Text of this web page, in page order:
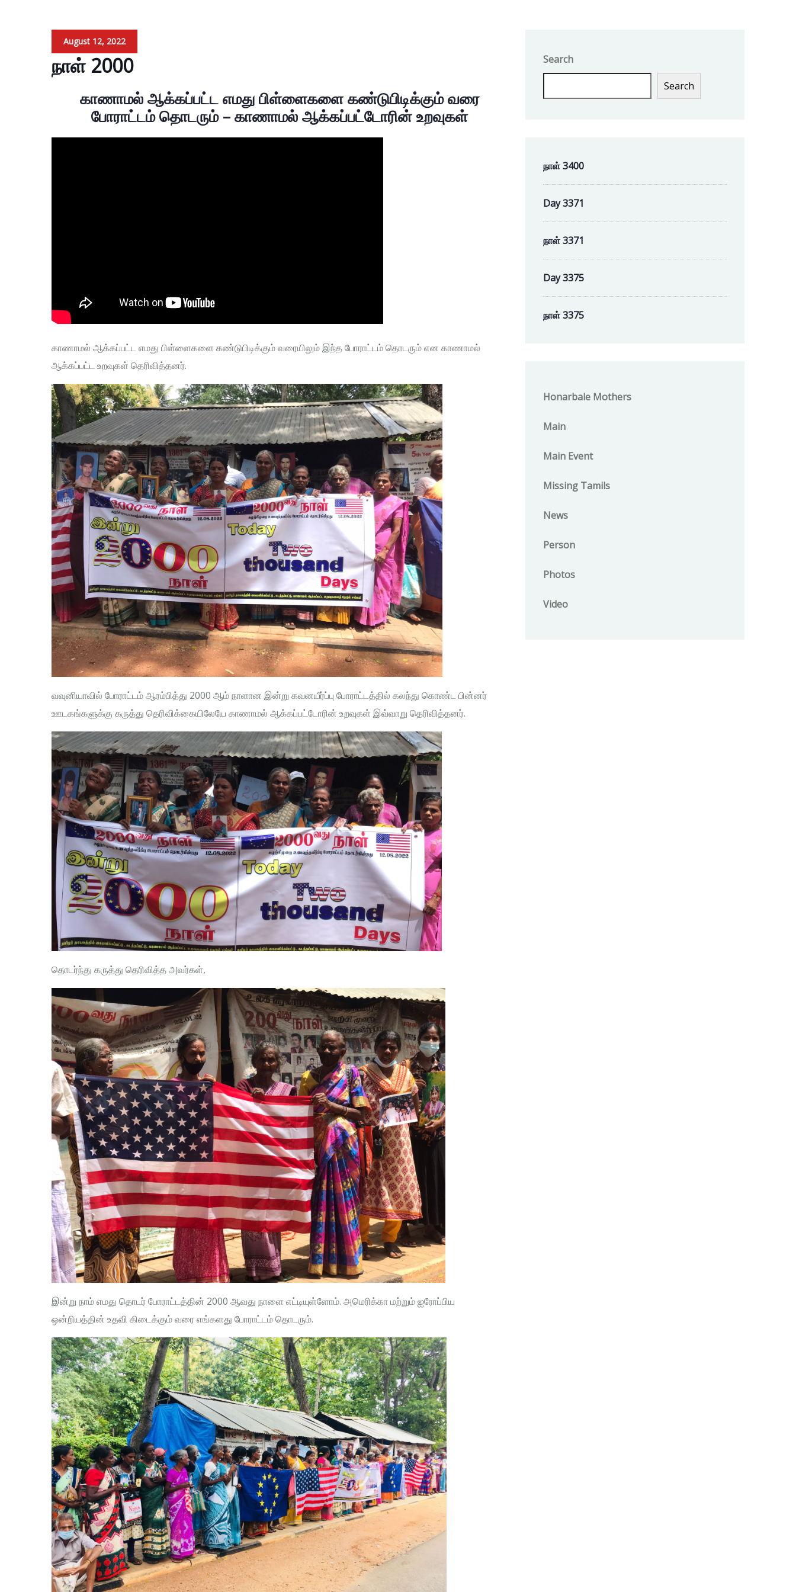
August 12, 2022
நாள் 2000
காணாமல் ஆக்கப்பட்ட எமது பிள்ளைகளை கண்டுபிடிக்கும் வரை
போராட்டம் தொடரும் – காணாமல் ஆக்கப்பட்டோரின் உறவுகள்
காணாமல் ஆக்கப்பட்ட எமது பிள்ளைகளை கண்டுபிடிக்கும் வரையிலும் இந்த போராட்டம் தொடரும் என காணாமல்
ஆக்கப்பட்ட உறவுகள் தெரிவித்தனர்.
வவுனியாவில் போராட்டம் ஆரம்பித்து 2000 ஆம் நாளான இன்று கவனயீர்ப்பு போராட்டத்தில் கலந்து கொண்ட பின்னர்
ஊடகங்களுக்கு கருத்து தெரிவிக்கையிலேயே காணாமல் ஆக்கப்பட்டோரின் உறவுகள் இவ்வாறு தெரிவித்தனர்.
தொடர்ந்து கருத்து தெரிவித்த அவர்கள்,
இன்று நாம் எமது தொடர் போராட்டத்தின் 2000 ஆவது நாளை எட்டியுள்ளோம். அமெரிக்கா மற்றும் ஐரோப்பிய
ஒன்றியத்தின் உதவி கிடைக்கும் வரை எங்களது போராட்டம் தொடரும்.
Search
Search
நாள் 3400
Day 3371
நாள் 3371
Day 3375
நாள் 3375
Honarbale Mothers
Main
Main Event
Missing Tamils
News
Person
Photos
Video